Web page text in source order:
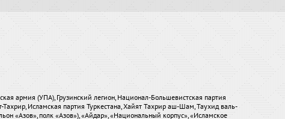
армия (УПА), Грузинский легион, Национал-Большевистская партия
Исламская партия Туркестана, Хайят Тахрир аш-Шам, Таухид валь-
«Азов», полк «Азов»), «Айдар», «Национальный корпус», «Исламское